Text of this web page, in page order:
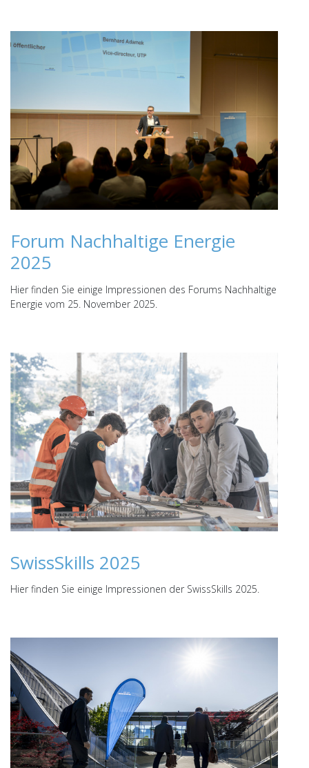
Forum Nachhaltige Energie
2025
Hier finden Sie einige Impressionen des Forums Nachhaltige
Energie vom 25. November 2025.
SwissSkills 2025
Hier finden Sie einige Impressionen der SwissSkills 2025.